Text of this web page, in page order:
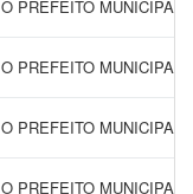
O PREFEITO MUNICIPAL
O PREFEITO MUNICIPAL
O PREFEITO MUNICIPAL
O PREFEITO MUNICIPAL